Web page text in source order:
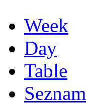
Week
Day
Table
Seznam